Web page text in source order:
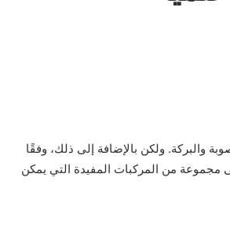
والبركة. ولكن بالإضافة إلى ذلك، وفقًا
مجموعة من المركبات المفيدة التي يمكن